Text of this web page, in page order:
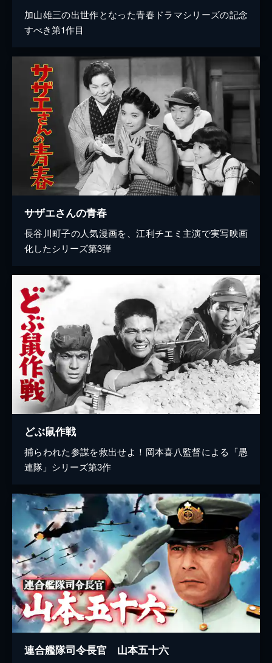
加山雄三の出世作となった青春ドラマシリーズの記念
すべき第1作目
サザエさんの青春
長谷川町子の人気漫画を、江利チエミ主演で実写映画
化したシリーズ第3弾
どぶ鼠作戦
捕らわれた参謀を救出せよ！岡本喜八監督による「愚
連隊」シリーズ第3作
連合艦隊司令長官 山本五十六